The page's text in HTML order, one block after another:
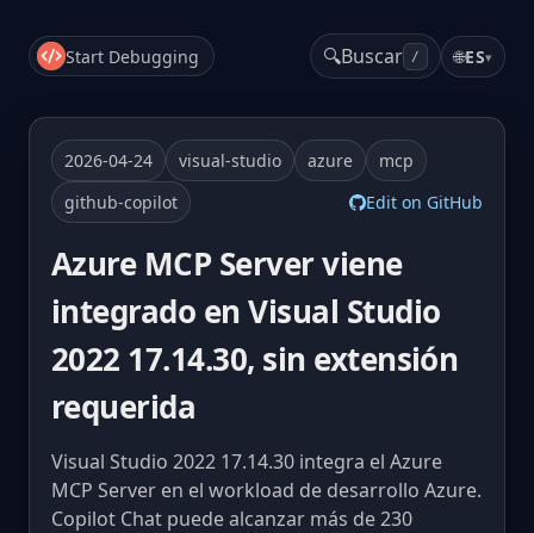
Start Debugging 🔍Buscar / 🌐ES▾
2026-04-24 visual-studio azure
mcp
github-copilot
Edit on GitHub
Azure MCP Server viene
integrado en Visual Studio
2022 17.14.30, sin extensión
requerida
Visual Studio 2022 17.14.30 integra el Azure
MCP Server en el workload de desarrollo Azure.
Copilot Chat puede alcanzar más de 230